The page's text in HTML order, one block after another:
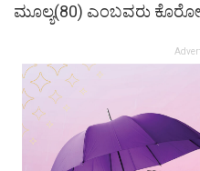
ಮೂಲ್ಯ(80) ಎಂಬವರು